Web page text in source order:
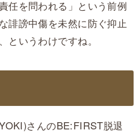
任を問われる」という前例
誹謗中傷を未然に防ぐ抑止
というわけですね。
さんのBE:FIRST脱退